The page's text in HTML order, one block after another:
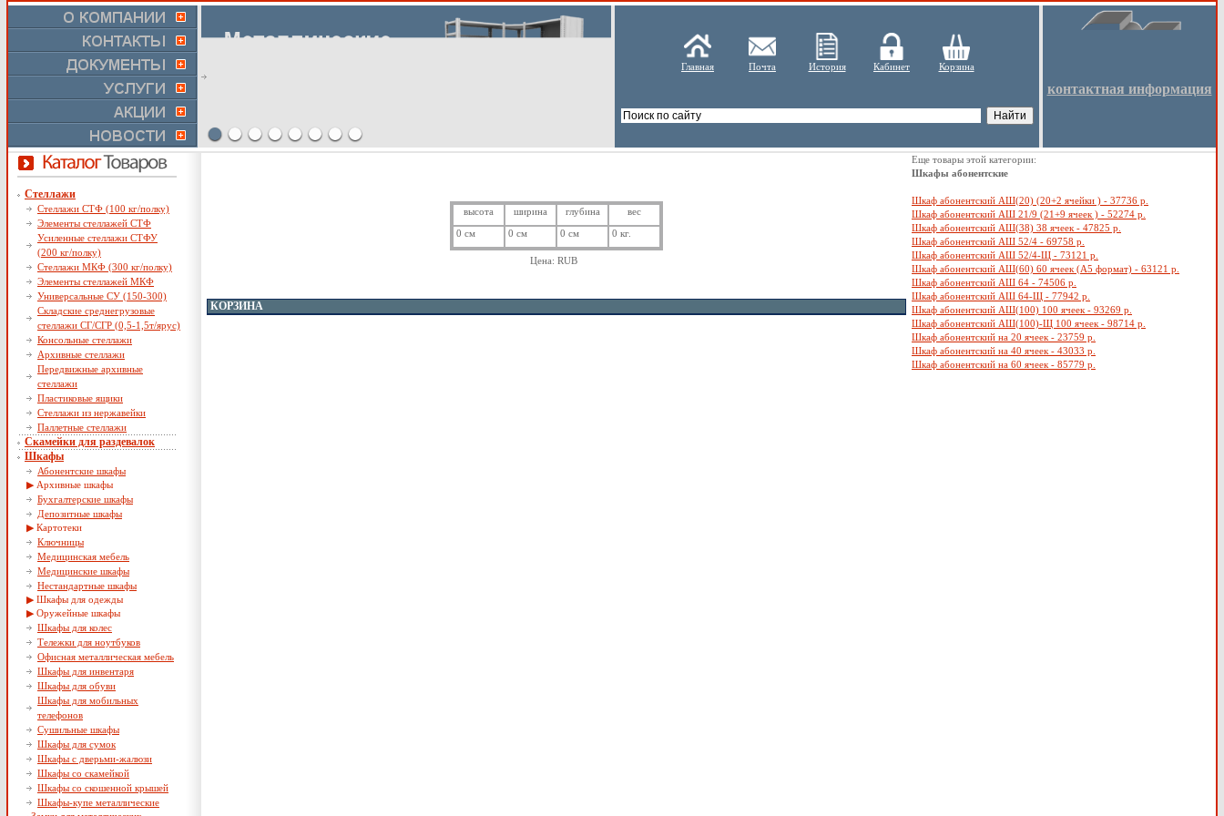
Главная Почта История Кабинет Корзина
контактная информация
Стеллажи
Стеллажи СТФ (100 кг/полку)
Элементы стеллажей СТФ
Усиленные стеллажи СТФУ
(200 кг/полку)
Стеллажи МКФ (300 кг/полку)
Элементы стеллажей МКФ
Универсальные СУ (150-300)
Складские среднегрузовые
стеллажи СГ/СГР (0,5-1,5т/ярус)
Консольные стеллажи
Архивные стеллажи
Передвижные архивные
стеллажи
Пластиковые ящики
Стеллажи из нержавейки
Паллетные стеллажи
Скамейки для раздевалок
Шкафы
Абонентские шкафы
Архивные шкафы
Бухгалтерские шкафы
Депозитные шкафы
Картотеки
Ключницы
Медицинская мебель
Медицинские шкафы
Нестандартные шкафы
Шкафы для одежды
Оружейные шкафы
Шкафы для колес
Тележки для ноутбуков
Офисная металлическая мебель
Шкафы для инвентаря
Шкафы для обуви
Шкафы для мобильных
телефонов
Сушильные шкафы
Шкафы для сумок
Шкафы с дверьми-жалюзи
Шкафы со скамейкой
Шкафы со скошенной крышей
Шкафы-купе металлические
высота ширина глубина
вес
0 см
0 см 0 см 0 кг.
Цена: RUB
КОРЗИНА
Еще товары этой категории:
Шкафы абонентские
Шкаф абонентский АШ(20) (20+2 ячейки ) - 37736 р.
Шкаф абонентский АШ 21/9 (21+9 ячеек ) - 52274 р.
Шкаф абонентский АШ(38) 38 ячеек - 47825 р.
Шкаф абонентский АШ 52/4 - 69758 р.
Шкаф абонентский АШ 52/4-Щ - 73121 р.
Шкаф абонентский АШ(60) 60 ячеек (А5 формат) - 63121 р.
Шкаф абонентский АШ 64 - 74506 р.
Шкаф абонентский АШ 64-Щ - 77942 р.
Шкаф абонентский АШ(100) 100 ячеек - 93269 р.
Шкаф абонентский АШ(100)-Щ 100 ячеек - 98714 р.
Шкаф абонентский на 20 ячеек - 23759 р.
Шкаф абонентский на 40 ячеек - 43033 р.
Шкаф абонентский на 60 ячеек - 85779 р.